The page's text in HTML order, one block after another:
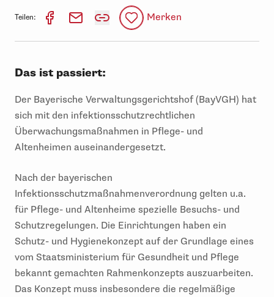
Teilen: Merken
Das ist passiert:
Der Bayerische Verwaltungsgerichtshof (BayVGH) hat
sich mit den infektionsschutzrechtlichen
Überwachungsmaßnahmen in Pflege- und
Altenheimen auseinandergesetzt.
Nach der bayerischen
Infektionsschutzmaßnahmenverordnung gelten u.a.
für Pflege- und Altenheime spezielle Besuchs- und
Schutzregelungen. Die Einrichtungen haben ein
Schutz- und Hygienekonzept auf der Grundlage eines
vom Staatsministerium für Gesundheit und Pflege
bekannt gemachten Rahmenkonzepts auszuarbeiten.
Das Konzept muss insbesondere die regelmäßige